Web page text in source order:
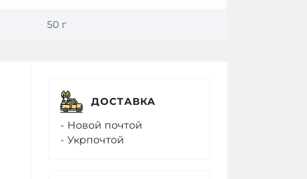
50 г
ДОСТАВКА
- Новой почтой
- Укрпочтой